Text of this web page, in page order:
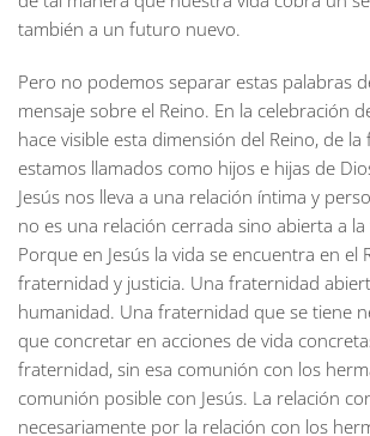
también a un futuro nuevo.
Pero no podemos separar estas palabras
mensaje sobre el Reino. En la celebración
hace visible esta dimensión del Reino, de
estamos llamados como hijos e hijas de
Jesús nos lleva a una relación íntima y
no es una relación cerrada sino abierta a
Porque en Jesús la vida se encuentra en el
fraternidad y justicia. Una fraternidad
humanidad. Una fraternidad que se tiene
que concretar en acciones de vida
fraternidad, sin esa comunión con los
comunión posible con Jesús. La relación
necesariamente por la relación con los